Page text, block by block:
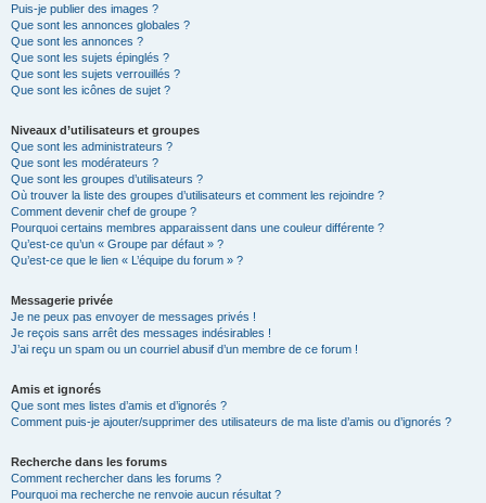
Puis-je publier des images ?
Que sont les annonces globales ?
Que sont les annonces ?
Que sont les sujets épinglés ?
Que sont les sujets verrouillés ?
Que sont les icônes de sujet ?
Niveaux d’utilisateurs et groupes
Que sont les administrateurs ?
Que sont les modérateurs ?
Que sont les groupes d’utilisateurs ?
Où trouver la liste des groupes d’utilisateurs et comment les rejoindre ?
Comment devenir chef de groupe ?
Pourquoi certains membres apparaissent dans une couleur différente ?
Qu’est-ce qu’un « Groupe par défaut » ?
Qu’est-ce que le lien « L’équipe du forum » ?
Messagerie privée
Je ne peux pas envoyer de messages privés !
Je reçois sans arrêt des messages indésirables !
J’ai reçu un spam ou un courriel abusif d’un membre de ce forum !
Amis et ignorés
Que sont mes listes d’amis et d’ignorés ?
Comment puis-je ajouter/supprimer des utilisateurs de ma liste d’amis ou d’ignorés ?
Recherche dans les forums
Comment rechercher dans les forums ?
Pourquoi ma recherche ne renvoie aucun résultat ?